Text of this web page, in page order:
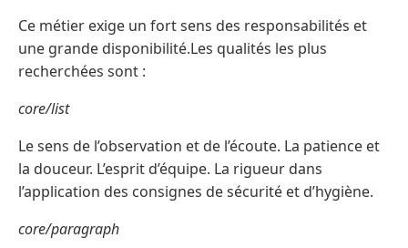
Ce métier exige un fort sens des responsabilités et
une grande disponibilité.Les qualités les plus
recherchées sont :
core/list
Le sens de l’observation et de l’écoute. La patience et
la douceur. L’esprit d’équipe. La rigueur dans
l’application des consignes de sécurité et d’hygiène.
core/paragraph